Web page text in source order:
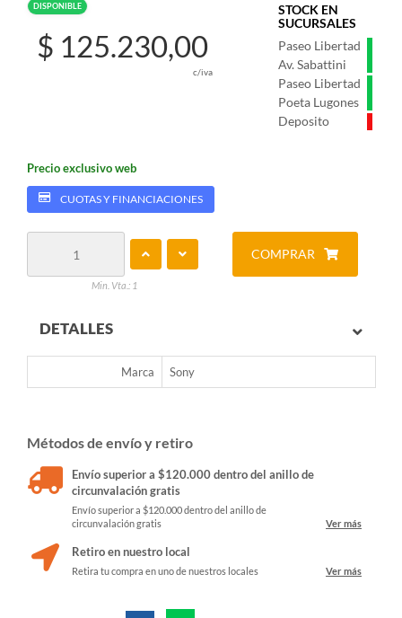
DISPONIBLE
STOCK EN
SUCURSALES
Paseo Libertad
Av. Sabattini
Paseo Libertad
Poeta Lugones
Deposito
$ 125.230,00
c/iva
Precio exclusivo web
CUOTAS Y FINANCIACIONES
Min. Vta.: 1
COMPRAR
DETALLES
Marca Sony
Métodos de envío y retiro
Envío superior a $120.000 dentro del anillo de
circunvalación gratis
Envío superior a $120.000 dentro del anillo de
circunvalación gratis
Ver más
Retiro en nuestro local
Retira tu compra en uno de nuestros locales Ver más